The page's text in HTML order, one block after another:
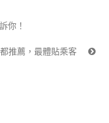
你！
推薦，最體貼乘客